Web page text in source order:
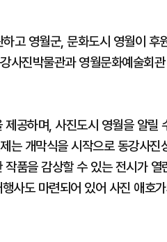
고 영월군, 문화도시 영월이 후
진박물관과 영월문화예술회관
공하며, 사진도시 영월을 알릴
는 개막식을 시작으로 동강사진
품을 감상할 수 있는 전시가 열
사도 마련되어 있어 사진 애호